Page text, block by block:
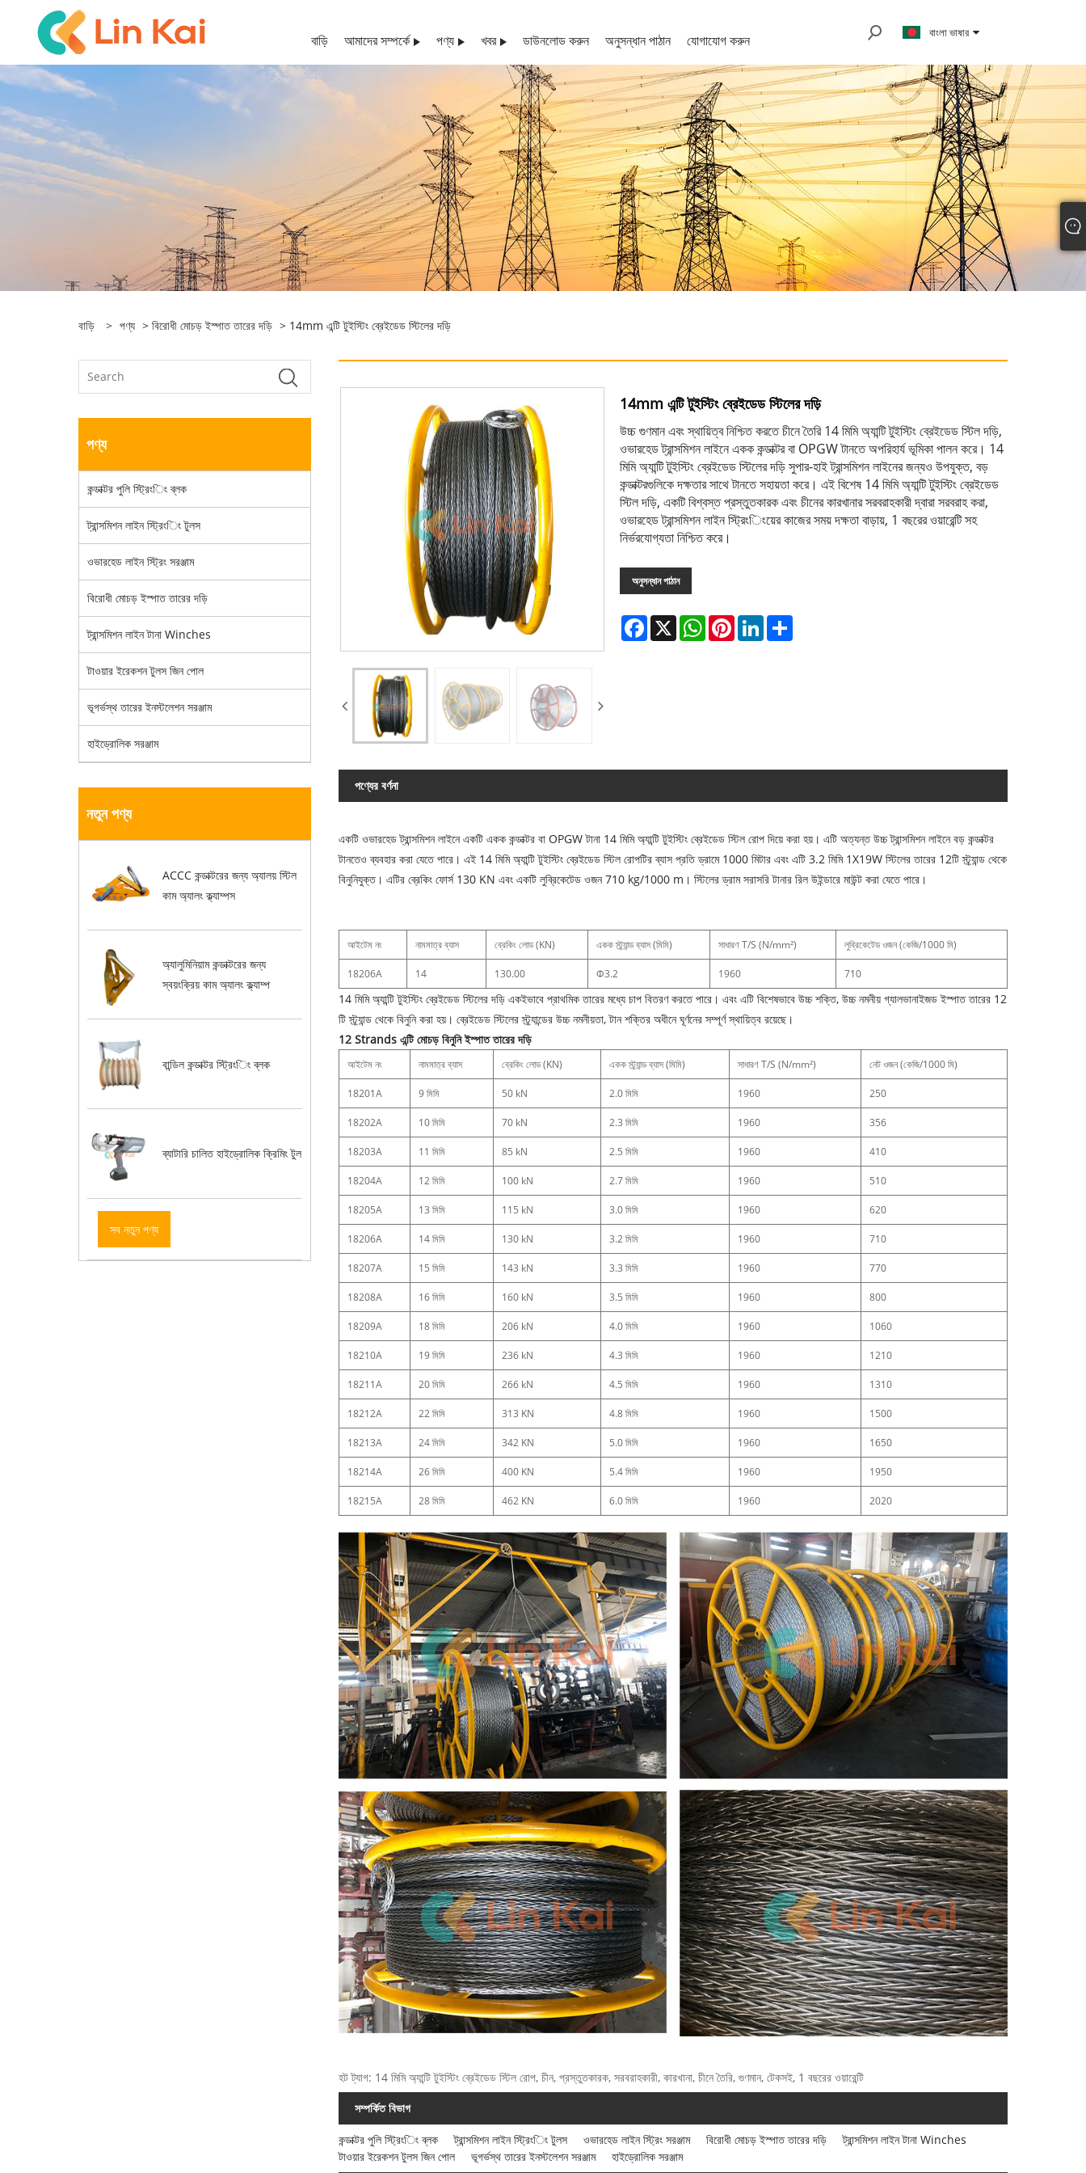
বাড়ি আমাদের সম্পর্কে পণ্য খবর ডাউনলোড করুন অনুসন্ধান পাঠান যোগাযোগ করুন বাংলা ভাষার
বাড়ি > পণ্য > বিরোধী মোচড় ইস্পাত তারের দড়ি > 14mm এন্টি টুইস্টিং ব্রেইডেড স্টিলের দড়ি
পণ্য
কন্ডাক্টর পুলি স্ট্রিংিং ব্লক
ট্রান্সমিশন লাইন স্ট্রিংিং টুলস
ওভারহেড লাইন স্ট্রিং সরঞ্জাম
বিরোধী মোচড় ইস্পাত তারের দড়ি
ট্রান্সমিশন লাইন টানা Winches
টাওয়ার ইরেকশন টুলস জিন পোল
ভূগর্ভস্থ তারের ইনস্টলেশন সরঞ্জাম
হাইড্রোলিক সরঞ্জাম
নতুন পণ্য
ACCC কন্ডাক্টরের জন্য অ্যালয় স্টিল
কাম অ্যালং ক্ল্যাম্পস
অ্যালুমিনিয়াম কন্ডাক্টরের জন্য
স্বয়ংক্রিয় কাম অ্যালং ক্ল্যাম্প
বান্ডিল কন্ডাক্টর স্ট্রিংিং ব্লক
ব্যাটারি চালিত হাইড্রোলিক ক্রিমিং টুল
সব নতুন পণ্য
14mm এন্টি টুইস্টিং ব্রেইডেড স্টিলের দড়ি
উচ্চ গুণমান এবং স্থায়িত্ব নিশ্চিত করতে চীনে তৈরি 14 মিমি অ্যান্টি টুইস্টিং ব্রেইডেড স্টিল দড়ি,
ওভারহেড ট্রান্সমিশন লাইনে একক কন্ডাক্টর বা OPGW টানতে অপরিহার্য ভূমিকা পালন করে। 14
মিমি অ্যান্টি টুইস্টিং ব্রেইডেড স্টিলের দড়ি সুপার-হাই ট্রান্সমিশন লাইনের জন্যও উপযুক্ত, বড়
কন্ডাক্টরগুলিকে দক্ষতার সাথে টানতে সহায়তা করে। এই বিশেষ 14 মিমি অ্যান্টি টুইস্টিং ব্রেইডেড
স্টিল দড়ি, একটি বিশ্বস্ত প্রস্তুতকারক এবং চীনের কারখানার সরবরাহকারী দ্বারা সরবরাহ করা,
ওভারহেড ট্রান্সমিশন লাইন স্ট্রিংিংয়ের কাজের সময় দক্ষতা বাড়ায়, 1 বছরের ওয়ারেন্টি সহ
নির্ভরযোগ্যতা নিশ্চিত করে।
অনুসন্ধান পাঠান
Facebook
X WhatsAppPinterestLinkedInShare
পণ্যের বর্ণনা
একটি ওভারহেড ট্রান্সমিশন লাইনে একটি একক কন্ডাক্টর বা OPGW টানা 14 মিমি অ্যান্টি টুইস্টিং ব্রেইডেড স্টিল রোপ দিয়ে করা হয়। এটি অত্যন্ত উচ্চ ট্রান্সমিশন লাইনে বড় কন্ডাক্টর
টানতেও ব্যবহার করা যেতে পারে। এই 14 মিমি অ্যান্টি টুইস্টিং ব্রেইডেড স্টিল রোপটির ব্যাস প্রতি ড্রামে 1000 মিটার এবং এটি 3.2 মিমি 1X19W স্টিলের তারের 12টি স্ট্র্যান্ড থেকে
বিনুনিযুক্ত। এটির ব্রেকিং ফোর্স 130 KN এবং একটি লুব্রিকেটেড ওজন 710 kg/1000 m। স্টিলের ড্রাম সরাসরি টানার রিল উইন্ডারে মাউন্ট করা যেতে পারে।
আইটেম নং নামমাত্র ব্যাস ব্রেকিং লোড (KN) একক স্ট্র্যান্ড ব্যাস (মিমি) সাধারণ T/S (N/mm²) লুব্রিকেটেড ওজন (কেজি/1000 মি)
18206A 14 130.00 Φ3.2 1960 710
14 মিমি অ্যান্টি টুইস্টিং ব্রেইডেড স্টিলের দড়ি একইভাবে প্রাথমিক তারের মধ্যে চাপ বিতরণ করতে পারে। এবং এটি বিশেষভাবে উচ্চ শক্তি, উচ্চ নমনীয় গ্যালভানাইজড ইস্পাত তারের 12
টি স্ট্র্যান্ড থেকে বিনুনি করা হয়। ব্রেইডেড স্টিলের স্ট্র্যান্ডের উচ্চ নমনীয়তা, টান শক্তির অধীনে ঘূর্ণনের সম্পূর্ণ স্থায়িত্ব রয়েছে।
12 Strands এন্টি মোচড় বিনুনি ইস্পাত তারের দড়ি
আইটেম নং নামমাত্র ব্যাস ব্রেকিং লোড (KN) একক স্ট্র্যান্ড ব্যাস (মিমি) সাধারণ T/S (N/mm²) নেট ওজন (কেজি/1000 মি)
18201A 9 মিমি 50 kN 2.0 মিমি 1960 250
18202A 10 মিমি 70 kN 2.3 মিমি 1960 356
18203A 11 মিমি 85 kN 2.5 মিমি 1960 410
18204A 12 মিমি 100 kN 2.7 মিমি 1960 510
18205A 13 মিমি 115 kN 3.0 মিমি 1960 620
18206A 14 মিমি 130 kN 3.2 মিমি 1960 710
18207A 15 মিমি 143 kN 3.3 মিমি 1960 770
18208A 16 মিমি 160 kN 3.5 মিমি 1960 800
18209A 18 মিমি 206 kN 4.0 মিমি 1960 1060
18210A 19 মিমি 236 kN 4.3 মিমি 1960 1210
18211A 20 মিমি 266 kN 4.5 মিমি 1960 1310
18212A 22 মিমি 313 KN 4.8 মিমি 1960 1500
18213A 24 মিমি 342 KN 5.0 মিমি 1960 1650
18214A 26 মিমি 400 KN 5.4 মিমি 1960 1950
18215A 28 মিমি 462 KN 6.0 মিমি 1960 2020
হট ট্যাগ: 14 মিমি অ্যান্টি টুইস্টিং ব্রেইডেড স্টিল রোপ, চীন, প্রস্তুতকারক, সরবরাহকারী, কারখানা, চীনে তৈরি, গুণমান, টেকসই, 1 বছরের ওয়ারেন্টি
সম্পর্কিত বিভাগ
কন্ডাক্টর পুলি স্ট্রিংিং ব্লক ট্রান্সমিশন লাইন স্ট্রিংিং টুলস ওভারহেড লাইন স্ট্রিং সরঞ্জাম বিরোধী মোচড় ইস্পাত তারের দড়ি
ট্রান্সমিশন লাইন টানা Winches
টাওয়ার ইরেকশন টুলস জিন পোল
ভূগর্ভস্থ তারের ইনস্টলেশন সরঞ্জাম হাইড্রোলিক সরঞ্জাম